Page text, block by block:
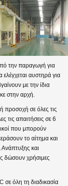
την παραγωγή για
αυστηρά για
με την ίδια
στην αρχή.
προσοχή σε όλες τις
τις απαιτήσεις σε 6
που μπορούν
το αίτημα και
και
δώσουν χρήσιμες
σε όλη τη διαδικασία